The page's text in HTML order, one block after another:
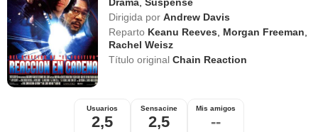
Dirigida por Andrew Davis
Reparto Keanu Reeves Morgan Freeman
Rachel Weisz
Título originalChain Reaction
Usuarios
2,5
Sensacine
2,5
Mis amigos
--